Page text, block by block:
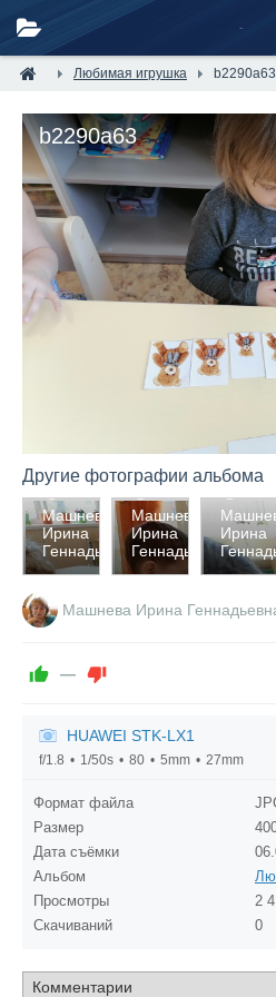
Любимая игрушка b2290a63
b2290a63
Другие фотографии альбома
2424
0
0
Машнева
Ирина
Геннадьевна
2339
0
0
Машнева
Ирина
Геннадьевна
2419
0
0
Ирина
Машнева Ирина
—
HUAWEI STK-LX1
f/1.8 1/50s 80 5mm 27mm
Формат файла
Размер
Дата съёмки
Альбом
Просмотры
2
Скачиваний
0